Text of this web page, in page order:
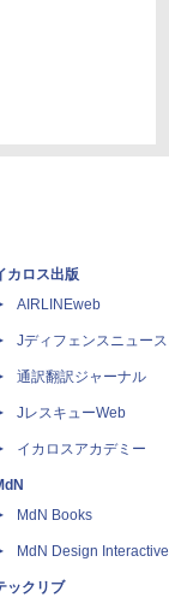
カロス出版
AIRLINEweb
Jディフェンスニュース
通訳翻訳ジャーナル
JレスキューWeb
イカロスアカデミー
MdN Books
MdN Design Interactive
ックリブ